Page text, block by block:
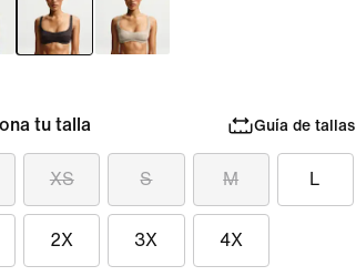
tu talla Guía de tallas
XS S M L
2X 3X 4X